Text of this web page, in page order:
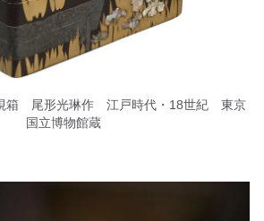
箱 尾形光琳作 江戸時代・18世紀 東京
国立博物館蔵